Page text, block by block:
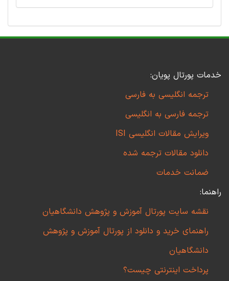
خدمات پورتال پویان:
ترجمه انگلیسی به فارسی
ترجمه فارسی به انگلیسی
ویرایش مقالات انگلیسی ISI
دانلود مقالات ترجمه شده
ضمانت خدمات
راهنما:
نقشه سایت پورتال آموزش و پژوهش دانشگاهیان
راهنمای خرید و دانلود از پورتال آموزش و پژوهش
دانشگاهیان
پرداخت اینترنتی چیست؟